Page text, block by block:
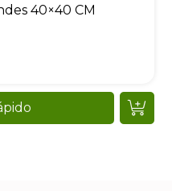
40×40 CM